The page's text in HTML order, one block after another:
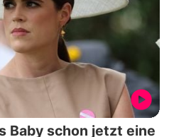
Baby schon jetzt eine